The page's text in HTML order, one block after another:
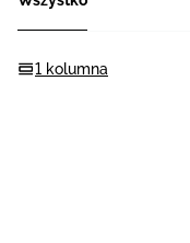
1 kolumna